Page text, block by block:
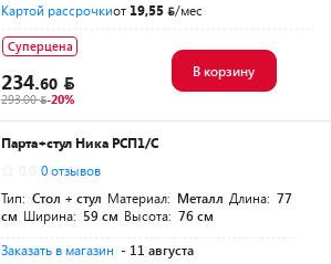
Картой рассрочкиот 19,55 /мес
Суперцена
234.60
293.00 -20%
В корзину
Парта+стул Ника РСП1/С
0 отзывов
Тип: Стол + стул Материал: Металл Длина: 77
см Ширина: 59 см Высота: 76 см
Заказать в магазин - 11 августа